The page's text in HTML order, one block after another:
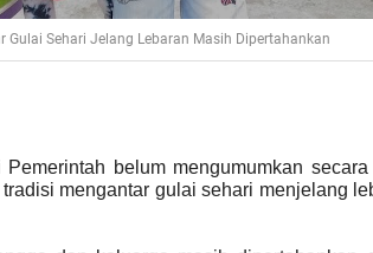
Gulai Sehari Jelang Lebaran Masih Dipertahankan
belum mengumumkan secara
mengantar gulai sehari menjelang